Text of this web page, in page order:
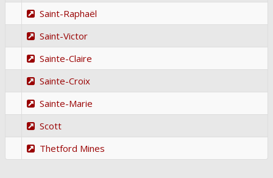
Saint-Raphaël
Saint-Victor
Sainte-Claire
Sainte-Croix
Sainte-Marie
Scott
Thetford Mines